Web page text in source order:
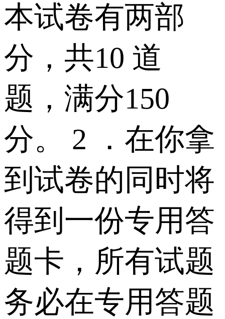
本试卷有两部
分，共10 道
题，满分150
分。 2 ．在你拿
到试卷的同时将
得到一份专用答
题卡，所有试题
务必在专用答题